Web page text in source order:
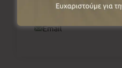
Website
Email